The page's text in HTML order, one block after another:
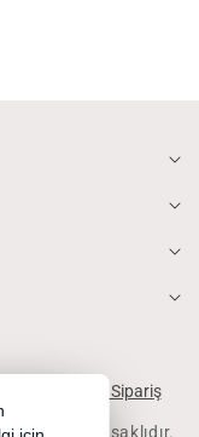
Telefonla Sipariş
hakları saklıdır.